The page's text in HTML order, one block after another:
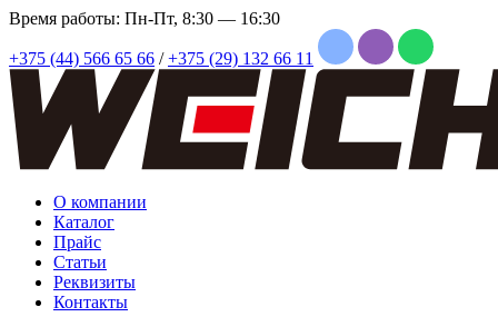
Время работы: Пн-Пт, 8:30 — 16:30
+375 (44) 566 65 66 / +375 (29) 132 66 11
О компании
Каталог
Прайс
Статьи
Реквизиты
Контакты